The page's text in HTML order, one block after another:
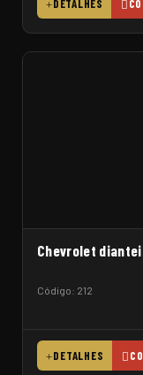
DETALHES
Chevrolet
Código: 212
DETALHES